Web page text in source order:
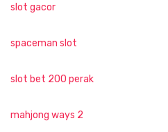
slot gacor
spaceman slot
slot bet 200 perak
mahjong ways 2